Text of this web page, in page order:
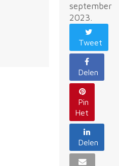
september
2023.
Tweet
Delen
Pin
Het
Delen